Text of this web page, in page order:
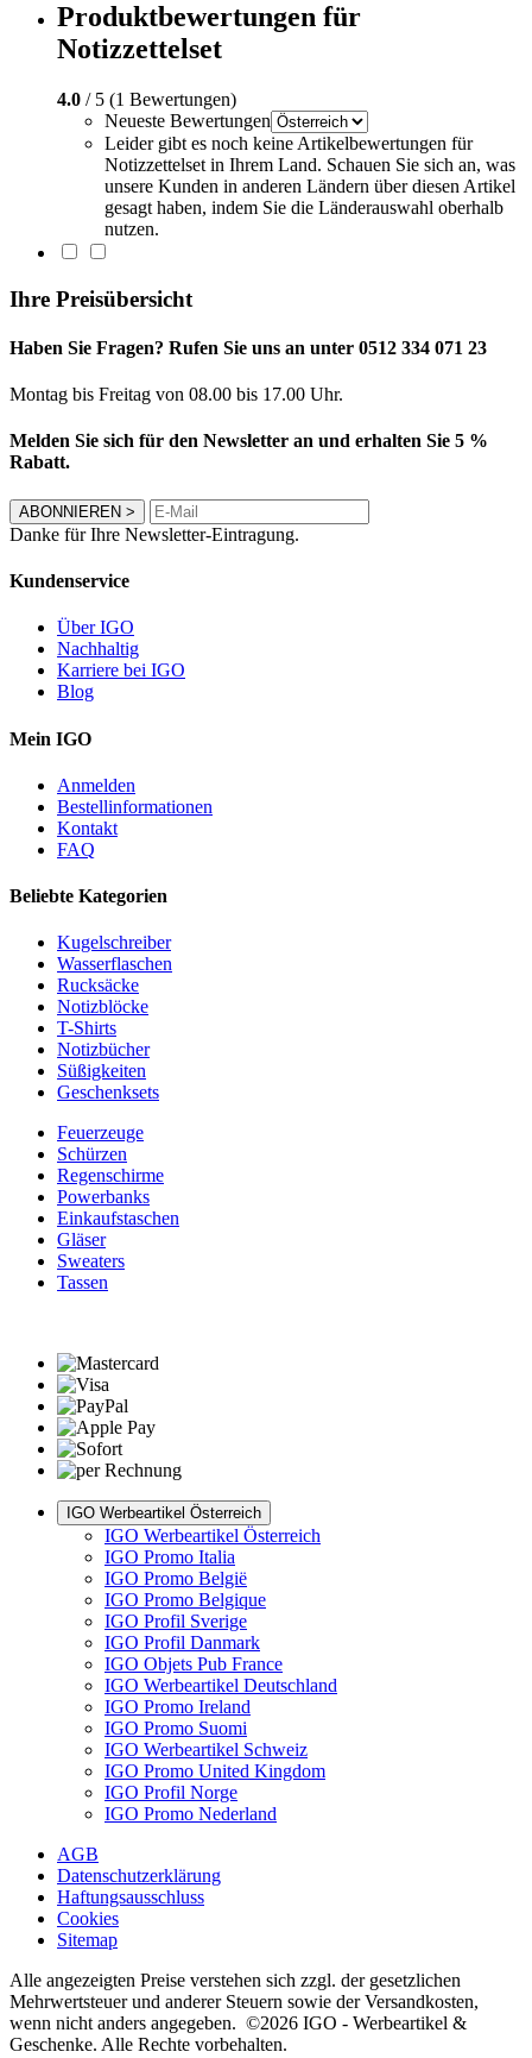
Produktbewertungen für
Notizzettelset
4.0 / 5 (1 Bewertungen)
Neueste Bewertungen
Leider gibt es noch keine Artikelbewertungen für
Notizzettelset in Ihrem Land. Schauen Sie sich an, was
unsere Kunden in anderen Ländern über diesen Artikel
gesagt haben, indem Sie die Länderauswahl oberhalb
nutzen.
Ihre Preisübersicht
Haben Sie Fragen? Rufen Sie uns an unter 0512 334 071 23
Montag bis Freitag von 08.00 bis 17.00 Uhr.
Melden Sie sich für den Newsletter an und erhalten Sie 5 %
Rabatt.
ABONNIEREN >
Danke für Ihre Newsletter-Eintragung.
Kundenservice
Über IGO
Nachhaltig
Karriere bei IGO
Blog
Mein IGO
Anmelden
Bestellinformationen
Kontakt
FAQ
Beliebte Kategorien
Kugelschreiber
Wasserflaschen
Rucksäcke
Notizblöcke
T-Shirts
Notizbücher
Süßigkeiten
Geschenksets
Feuerzeuge
Schürzen
Regenschirme
Powerbanks
Einkaufstaschen
Gläser
Sweaters
Tassen
IGO Werbeartikel Österreich
IGO Werbeartikel Österreich
IGO Promo Italia
IGO Promo België
IGO Promo Belgique
IGO Profil Sverige
IGO Profil Danmark
IGO Objets Pub France
IGO Werbeartikel Deutschland
IGO Promo Ireland
IGO Promo Suomi
IGO Werbeartikel Schweiz
IGO Promo United Kingdom
IGO Profil Norge
IGO Promo Nederland
AGB
Datenschutzerklärung
Haftungsausschluss
Cookies
Sitemap
Alle angezeigten Preise verstehen sich zzgl. der gesetzlichen
Mehrwertsteuer und anderer Steuern sowie der Versandkosten,
wenn nicht anders angegeben. ©2026 IGO - Werbeartikel &
Geschenke. Alle Rechte vorbehalten.